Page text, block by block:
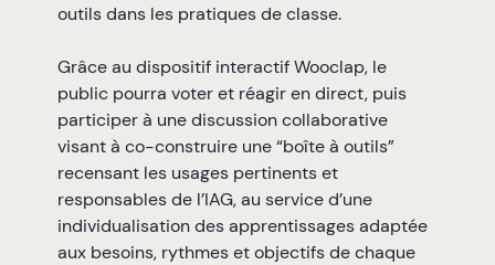
outils dans les pratiques de classe.
Grâce au dispositif interactif Wooclap, le
public pourra voter et réagir en direct, puis
participer à une discussion collaborative
visant à co-construire une “boîte à outils”
recensant les usages pertinents et
responsables de l’IAG, au service d’une
individualisation des apprentissages adaptée
aux besoins, rythmes et objectifs de chaque